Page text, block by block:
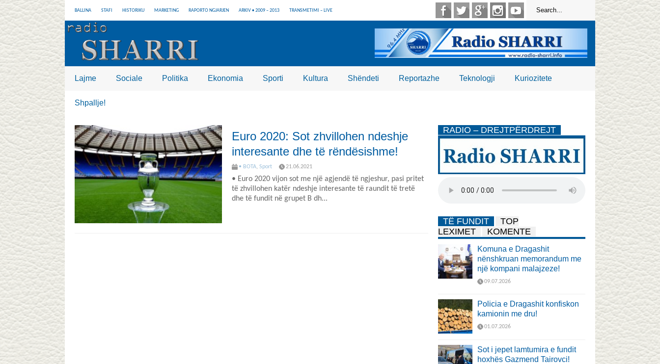
BALLINA STAFI HISTORIKU MARKETING RAPORTO NGJARJEN ARKIV • 2009 – 2013 TRANSMETIMI – LIVE
Lajme Sociale Politika Ekonomia Sporti Kultura Shëndeti Reportazhe Teknologji Kuriozitete
Shpallje!
Euro 2020: Sot zhvillohen ndeshje
interesante dhe të rëndësishme!
• BOTA, Sport 21.06.2021
• Euro 2020 vijon sot me një agjendë të ngjeshur, pasi pritet
të zhvillohen katër ndeshje interesante të raundit të tretë
dhe të fundit në grupet B dh...
RADIO – DREJTPËRDREJT
TË FUNDIT
TOP
LEXIMET
KOMENTE
Komuna e Dragashit
nënshkruan memorandum me
një kompani malajzeze!
09.07.2026
Policia e Dragashit konfiskon
kamionin me dru!
01.07.2026
Sot i jepet lamtumira e fundit
hoxhës Gazmend Tairovci!